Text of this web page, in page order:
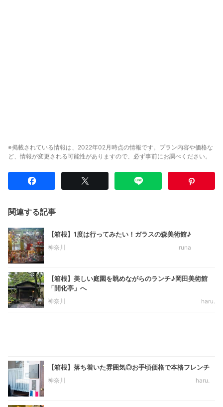
※掲載されている情報は、2022年02月時点の情報です。プラン内容や価格な
ど、情報が変更される可能性がありますので、必ず事前にお調べください。
関連する記事
【箱根】1度は行ってみたい！ガラスの森美術館♪
神奈川 runa
【箱根】美しい庭園を眺めながらのランチ♪岡田美術館
「開化亭」へ
神奈川 haru.
【箱根】落ち着いた雰囲気◎お手頃価格で本格フレンチ
神奈川 haru.